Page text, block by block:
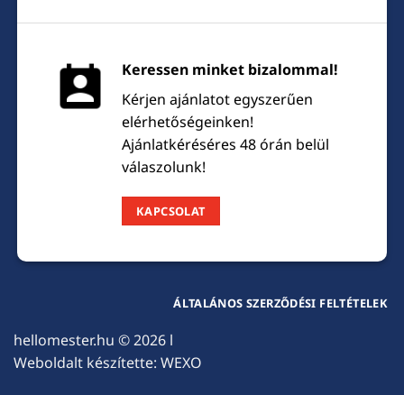
Keressen minket bizalommal!
Kérjen ajánlatot egyszerűen
elérhetőségeinken!
Ajánlatkéréséres 48 órán belül
válaszolunk!
KAPCSOLAT
hellomester.hu © 2026 l
Weboldalt készítette: WEXO
ÁLTALÁNOS SZERZŐDÉSI FELTÉTELEK